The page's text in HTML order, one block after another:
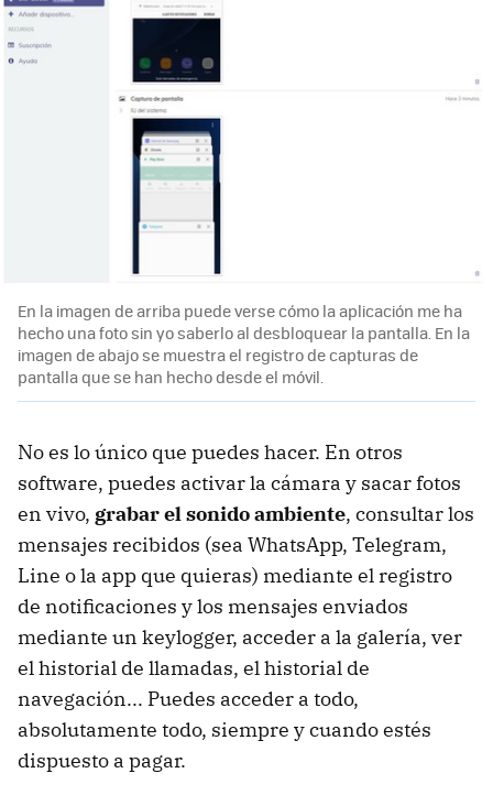
En la imagen de arriba puede verse cómo la aplicación me ha
hecho una foto sin yo saberlo al desbloquear la pantalla. En la
imagen de abajo se muestra el registro de capturas de
pantalla que se han hecho desde el móvil.
No es lo único que puedes hacer. En otros
software, puedes activar la cámara y sacar fotos
en vivo, grabar el sonido ambiente, consultar los
mensajes recibidos (sea WhatsApp, Telegram,
Line o la app que quieras) mediante el registro
de notificaciones y los mensajes enviados
mediante un keylogger, acceder a la galería, ver
el historial de llamadas, el historial de
navegación... Puedes acceder a todo,
absolutamente todo, siempre y cuando estés
dispuesto a pagar.